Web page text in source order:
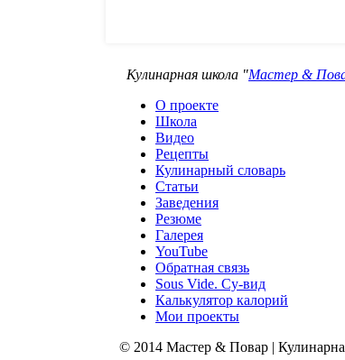
Кулинарная школа "Мастер &
О проекте
Школа
Видео
Рецепты
Кулинарный словарь
Статьи
Заведения
Резюме
Галерея
YouTube
Обратная связь
Sous Vide. Су-вид
Калькулятор калорий
Мои проекты
© 2014 Мастер & Повар |